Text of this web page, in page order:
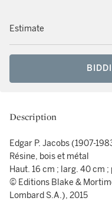
Estimate
Description
Edgar P. Jacobs (1907-
Résine, bois et métal
Haut. 16 cm ; larg. 40 cm ;
© Editions Blake &
Lombard S.A.), 2015